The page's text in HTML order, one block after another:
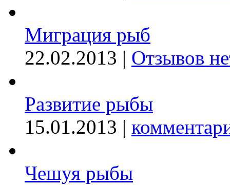
Миграция рыб
22.02.2013 | Отзывов
Развитие рыбы
15.01.2013 |
Чешуя рыбы